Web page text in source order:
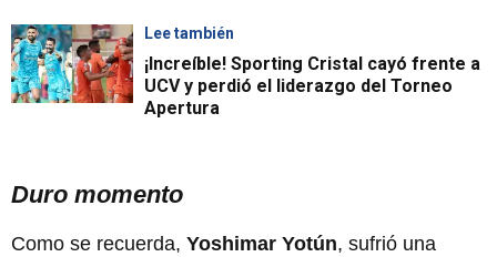
Lee también
¡Increíble! Sporting Cristal cayó frente a
UCV y perdió el liderazgo del Torneo
Apertura
Duro momento
Como se recuerda, Yoshimar Yotún, sufrió una